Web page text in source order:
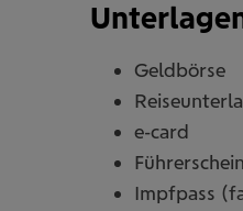
Geldbörse
e-card
Impfpass